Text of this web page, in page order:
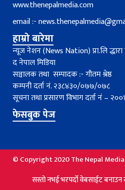
www.thenepalmedia.com
email :-
हाम्रो बारेमा
न्यूज नेशन (News Nation) प्रा.लि
द नेपाल मिडिया
सञ्चालक तथा सम्पादक :- गौतम श्रेष्ठ
कम्पनी दर्ता नं. २३८४३०/०७७/०७८
सूचना तथा प्रसारण विभाग दर्ता नंं –
फेसबुक पेज
© Copyright 2020 The Nepal
सस्तो नभई भरपर्दाे वेबसाईट बनाउन सम्पर्क :